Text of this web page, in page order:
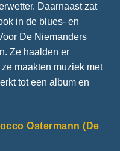
Daarnaast zat
in de blues- en
De Niemanders
Ze haalden er
maakten muziek met
tot een album en
Ostermann (De